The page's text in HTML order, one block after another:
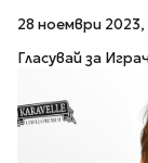
28 ноември 2023,
Гласувай за